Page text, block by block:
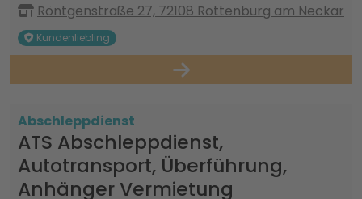
Röntgenstraße 27, 72108 Rottenburg am Neckar
Kundenliebling
Abschleppdienst
ATS Abschleppdienst,
Autotransport, Überführung,
Anhänger Vermietung